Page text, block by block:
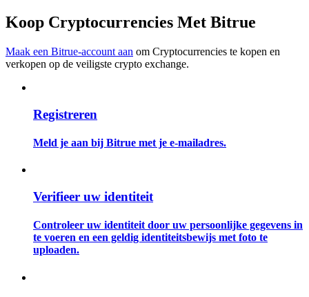
Big data-analyse inclusief handelsinformatie, enz.
Futures-startgids
Koop Cryptocurrencies Met Bitrue
Maak een Bitrue-account aan om Cryptocurrencies te kopen en
verkopen op de veiligste crypto exchange.
Registreren
Meld je aan bij Bitrue met je e-mailadres.
Verifieer uw identiteit
Controleer uw identiteit door uw persoonlijke gegevens in
te voeren en een geldig identiteitsbewijs met foto te
uploaden.